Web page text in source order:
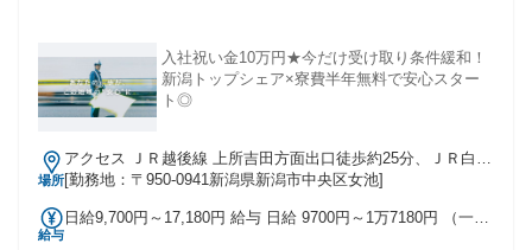
入社祝い金10万円★今だけ受け取り条件緩和！
新潟トップシェア×寮費半年無料で安心スター
ト◎
場所
アクセス ＪＲ越後線 上所吉田方面出口徒歩約25分、ＪＲ白新
線 新潟南口徒歩約43分、ＪＲ信越本線 新潟南口徒歩約43分
[勤務地：〒950-0941新潟県新潟市中央区女池]
給与
日給9,700円～17,180円 給与 日給 9700円～1万7180円 （一律